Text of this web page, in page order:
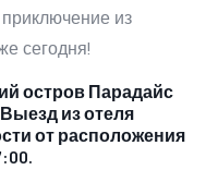
из
сегодня!
остров Парадайс
из отеля
от расположения